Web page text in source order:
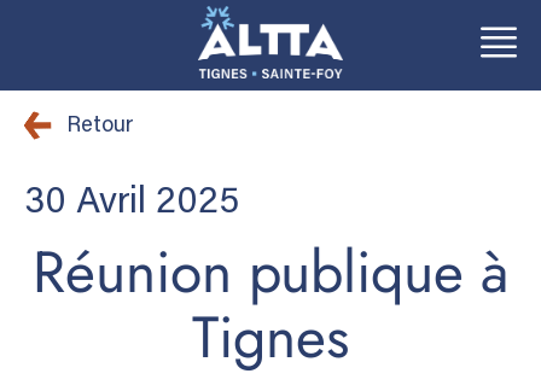
au
contenu
au
contenuRetour
30 Avril 2025
Réunion publique à
Tignes